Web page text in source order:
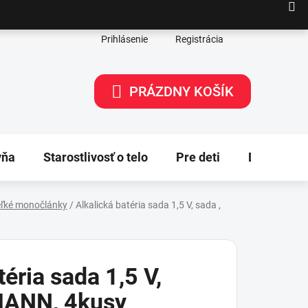
Prihlásenie Registrácia
NÁKUPNÝ
PRÁZDNY KOŠÍK
Starostlivosť o telo Pre deti Dekorácie
monočlánky / Alkalická batéria sada 1,5 V, sada ,
sada 1,5 V,
4kusy